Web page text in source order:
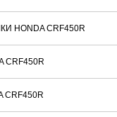
HONDA CRF450R
CRF450R
CRF450R